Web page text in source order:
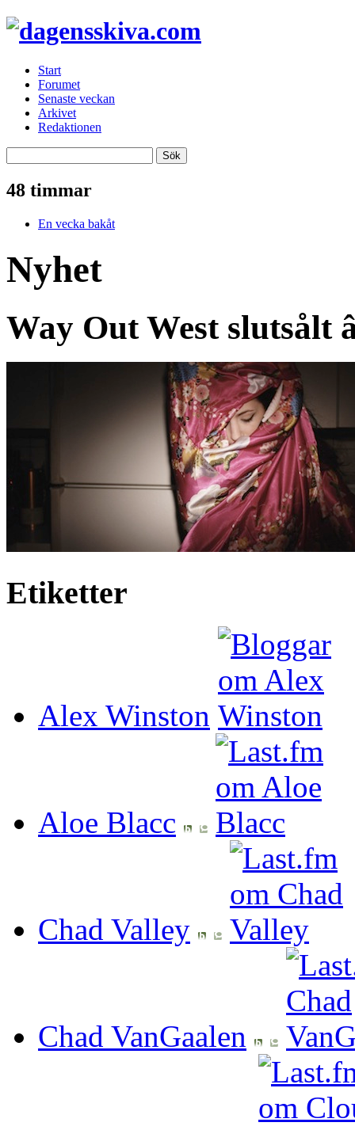
Start
Forumet
Senaste veckan
Arkivet
Redaktionen
48 timmar
En vecka bakåt
Nyhet
Way Out West slutsålt
Etiketter
Alex Winston
Aloe Blacc
Chad Valley
Chad VanGaalen